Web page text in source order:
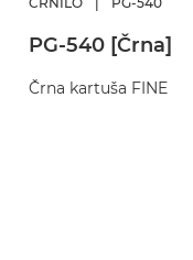
PG-540 [Črna]
Črna kartuša FINE